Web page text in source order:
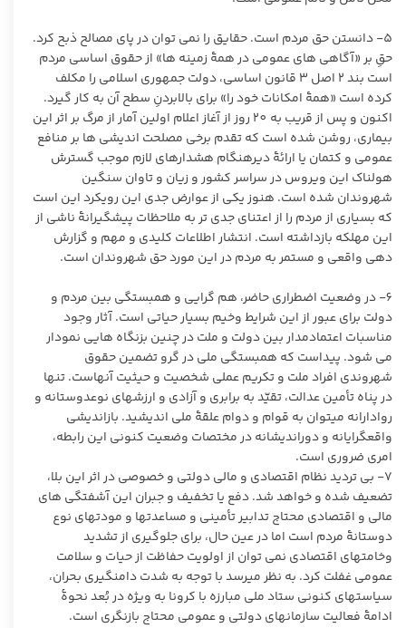
٥- دانستن حق مردم است. حقایق را نمی ‏توان در پای مصالح ذبح کرد.
حقِ بر «آگاهی‏ های عمومی در همۀ زمینه‏‏ ها» از حقوق اساسی مردم
است بند ٢ اصل ٣ قانون اساسی، دولت جمهوری اسلامی را مکلف
کرده است «همۀ امکانات خود را» برای بالابردنِ سطح آن به‏ کار گیرد.
اکنون و پس از قریب به ٢٠ روز از آغاز اعلام اولین آمار از مرگ بر اثر این
بیماری، روشن شده است که تقدم برخی مصلحت ‏اندیشی‏ ها بر منافع
عمومی و کتمان یا ارائۀ دیرهنگام هشدارهای لازم موجب گسترش
هولناک این ویروس در سراسر کشور و زیان و تاوان سنگین
شهروندان شده است. هنوز یکی از عوارض جدی این رویکرد این است
که بسیاری از مردم را از اعتنای جدی ‏تر به ملاحظات پیشگیرانۀ ناشی از
این مهلکه بازداشته است. انتشار اطلاعات کلیدی و مهم و گزارش
‏دهی واقعی و مستمر به مردم در این مورد حق شهروندان است.
٦- در وضعیت اضطراری حاضر، هم گرایی و همبستگی بین مردم و
دولت برای عبور از این شرایط وخیم بسیار حیاتی است. آثار وجود
مناسبات اعتمادمدار بین دولت و ملت در چنین بزنگاه‏ هایی نمودار
می‏ شود. پیداست که همبستگی ملی در گرو تضمین حقوق
شهروندی افراد ملت و تکریم عملی شخصیت و حیثیت آنهاست. تنها
در پناه تأمین عدالت، تقیّد به برابری و آزادی و ارزش‏های نوع‏دوستانه و
روادارانه می‏توان به قوام و دوام علقۀ ملی اندیشید. بازاندیشی
واقع‏گرایانه و دوراندیشانه در مختصات وضعیت کنونی این رابطه،
امری ضروری است.
٧- بی ‏تردید نظام اقتصادی و مالی دولتی و خصوصی در اثر این بلا،
تضعیف شده و خواهد شد. دفع یا تخفیف و جبران این آشفتگی‏ های
مالی و اقتصادی محتاج تدابیر تأمینی و مساعدت‏ها و مودت‏های نوع‏
دوستانۀ مردم است اما در عین حال، برای جلوگیری از تشدید
وخامت‏های اقتصادی نمی‏ توان از اولویت حفاظت از حیات و سلامت
عمومی غفلت کرد. به‏ نظر می‏رسد با توجه به شدت دامنگیری بحران،
سیاست‏های کنونی ستاد ملی مبارزه با کرونا به ‏ویژه در بُعد نحوۀ
ادامۀ فعالیت سازمان‏های دولتی و عمومی محتاج بازنگری است.